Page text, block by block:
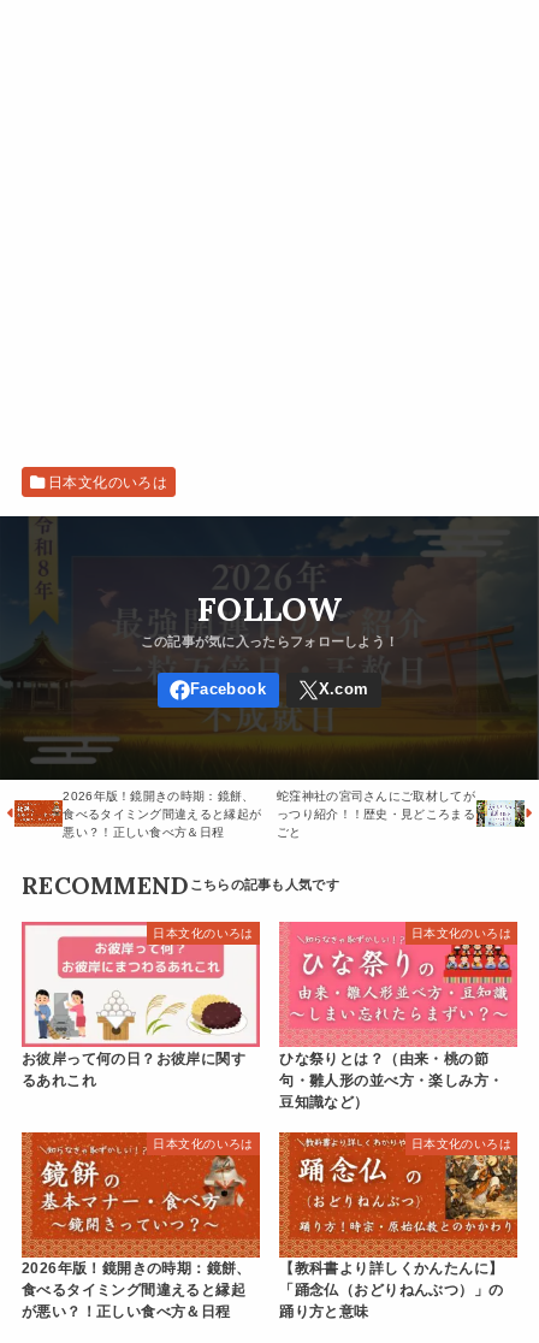
日本文化のいろは
FOLLOW
2026年版！鏡開きの時期：鏡餅、
食べるタイミング間違えると縁起が
悪い？！正しい食べ方＆日程
蛇窪神社の宮司さんにご取材してが
っつり紹介！！歴史・見どころまる
ごと
RECOMMEND
日本文化のいろは
お彼岸って何の日？お彼岸に関す
るあれこれ
日本文化のいろは
ひな祭りとは？（由来・桃の節
句・雛人形の並べ方・楽しみ方・
豆知識など）
日本文化のいろは
2026年版！鏡開きの時期：鏡餅、
食べるタイミング間違えると縁起
が悪い？！正しい食べ方＆日程
日本文化のいろは
【教科書より詳しくかんたんに】
「踊念仏（おどりねんぶつ）」の
踊り方と意味